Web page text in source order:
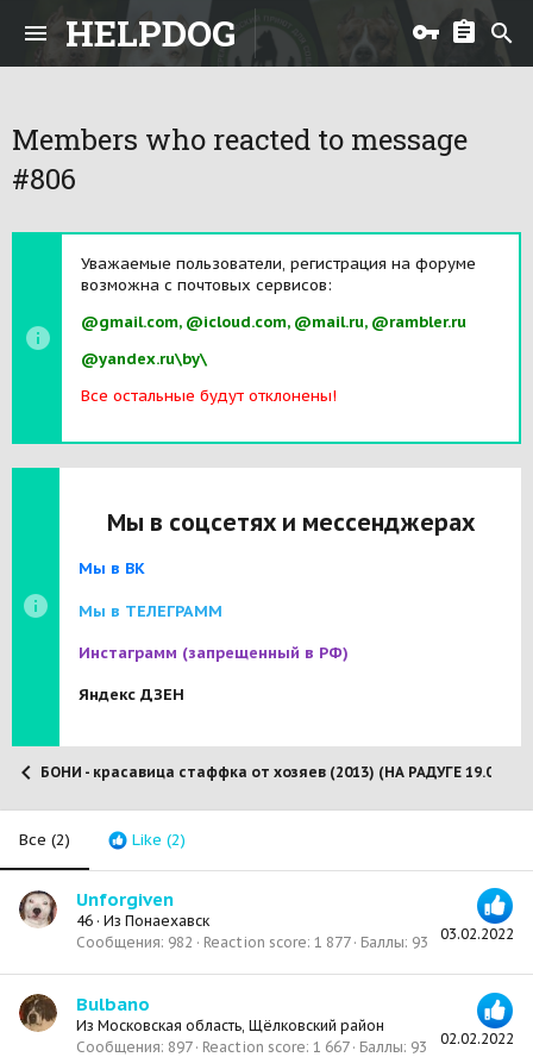
HELPDOG
Members who reacted to message
#806
Уважаемые пользователи, регистрация на форуме
возможна с почтовых сервисов:
@gmail.com, @icloud.com, @mail.ru, @rambler.ru
@yandex.ru\by\
Все остальные будут отклонены!
Мы в соцсетях и мессенджерах
Мы в ВК
Мы в ТЕЛЕГРАММ
Инстаграмм (запрещенный в РФ)
Яндекс ДЗЕН
БОНИ - красавица стаффка от хозяев (2013) (НА РАДУГЕ
Все (2) Like (2)
03.02.2022
Unforgiven
46 · Из Понаехавск
Сообщения 982 Reaction score 1 877 Баллы 93
02.02.2022
Bulbano
Из Московская область, Щёлковский район
Сообщения 897 Reaction score 1 667 Баллы 93